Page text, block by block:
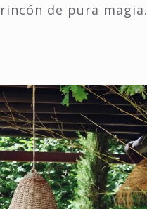
de pura magia.